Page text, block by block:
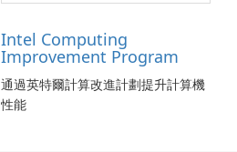
Intel Computing
Improvement Program
通過英特爾計算改進計劃提升計算機
性能